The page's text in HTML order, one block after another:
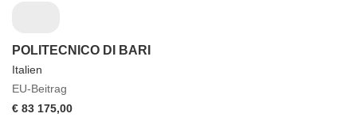
POLITECNICO DI BARI
Italien
EU-Beitrag
€ 83 175,00